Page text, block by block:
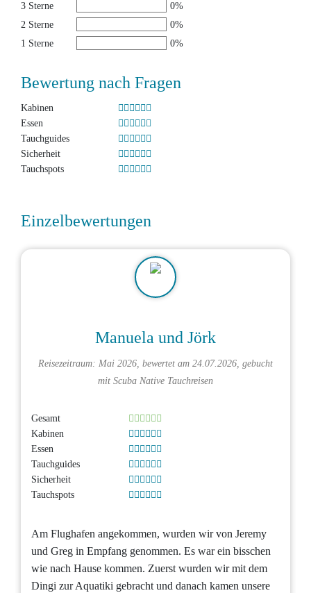
3 Sterne
0%
2 Sterne
0%
1 Sterne
0%
Bewertung nach Fragen
Kabinen
Essen
Tauchguides
Sicherheit
Tauchspots
Einzelbewertungen
Manuela und Jörk
Reisezeitraum: Mai 2026, bewertet am 24.07.2026, gebucht
mit Scuba Native Tauchreisen
Gesamt
Kabinen
Essen
Tauchguides
Sicherheit
Tauchspots
Am Flughafen angekommen, wurden wir von Jeremy
und Greg in Empfang genommen. Es war ein bisschen
wie nach Hause kommen. Zuerst wurden wir mit dem
Dingi zur Aquatiki gebracht und danach kamen unsere